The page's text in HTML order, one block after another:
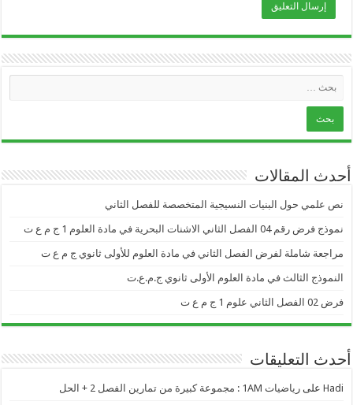
أحدث المقالات
نص علمي حول البنيات النسيجية المتخصصة للفصل الثاني
نموذج فرض رقم 04 الفصل الثاني الاشنات البحرية في مادة العلوم 1 ج م ع ت
مراجعة شاملة لفرض الفصل الثاني في مادة العلوم للأولى ثانوي ج م ع ت
النموذج الثالث في مادة العلوم الأولى ثانوي ج.م.ع.ت
فرض 02 الفصل الثاني علوم 1 ج م ع ت
أحدث التعليقات
Hadi علىرياضيات 1AM : مجموعة كبيرة من تمارين الفصل 2 + الحل